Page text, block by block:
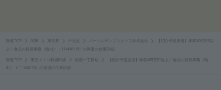
派遣TOP 東京都 中央区 パーソルテンプスタッフ株式会社
【紹介予定派遣】年収405万円以
上！食品の貿易事務《輸出》（111446110）の派遣の仕事詳細
派遣TOP 東京メトロ有楽町線 銀座一丁目駅
【紹介予定派遣】年収405万円以上！食品の貿易事務《輸
出》（111446110）の派遣の仕事詳細